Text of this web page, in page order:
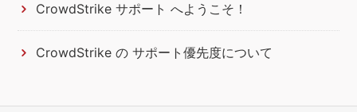
CrowdStrike サポート へようこそ！
CrowdStrike の サポート優先度について